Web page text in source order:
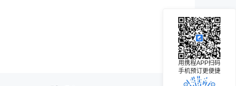
用携程APP扫码
手机预订更便捷